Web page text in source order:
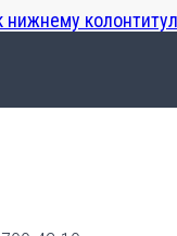
нижнему